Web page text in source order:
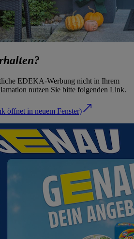
EDEKA-Werbung nicht in Ihrem
nutzen Sie bitte folgenden Link.
öffnet in neuem Fenster)